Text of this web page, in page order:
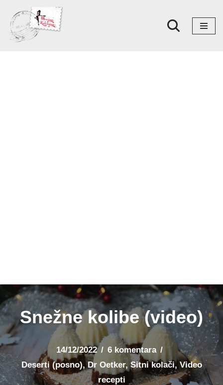
Skoči
na
Snežne kolibe (video)
14/12/2022
6 komentara
Deserti (posno),Dr Oetker, Sitni kolači, Video
recepti